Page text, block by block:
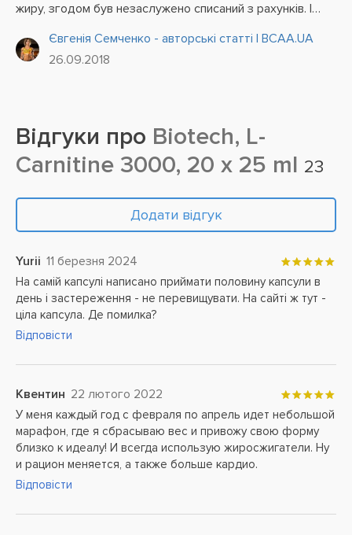
жиру, згодом був незаслужено списаний з рахунків. І
гідне місце в ряду спортивних і харчових добавок....
Євгенія Семченко - авторські статті | BCAA.UA
26.09.2018
Відгуки про Biotech, L-
Carnitine 3000, 20 x 25 ml 23
Додати відгук
Yurii 11 березня 2024
На самій капсулі написано приймати половину капсули в
день і застереження - не перевищувати. На сайті ж тут -
ціла капсула. Де помилка?
Відповісти
Квентин 22 лютого 2022
У меня каждый год с февраля по апрель идет небольшой
марафон, где я сбрасываю вес и привожу свою форму
близко к идеалу! И всегда использую жиросжигатели. Ну
и рацион меняется, а также больше кардио.
Відповісти